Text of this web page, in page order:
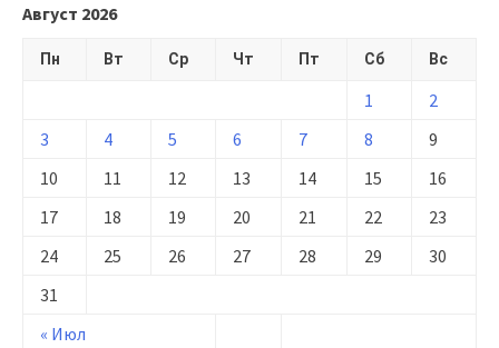
Август 2026
Пн Вт Ср Чт Пт Сб Вс
« Июл
1
2
3
4 5 6 7 8
9
10
11 12 13 14 15
16
17
18 19 20 21 22
23
24
25 26 27 28 29
30
31